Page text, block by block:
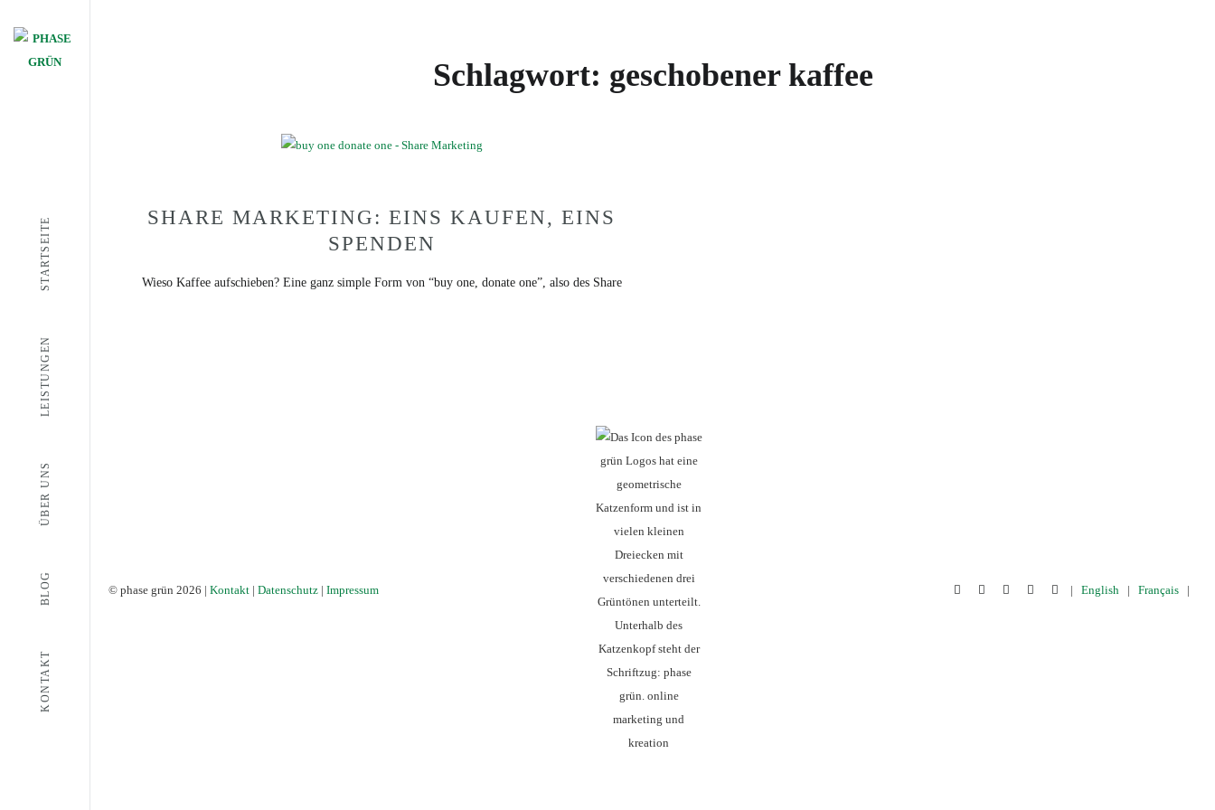
KONTAKT
BLOG
ÜBER UNS
LEISTUNGEN
STARTSEITE
Schlagwort: geschobener kaffee
SHARE MARKETING: EINS KAUFEN, EINS
SPENDEN
Wieso Kaffee aufschieben? Eine ganz simple Form von “buy one, donate one”, also des Share
© phase grün 2026 | Kontakt | Datenschutz | Impressum | English| Français|